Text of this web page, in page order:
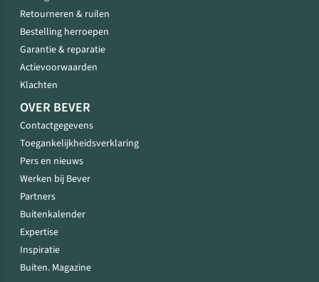
Retourneren & ruilen
Bestelling herroepen
Garantie & reparatie
Actievoorwaarden
Klachten
OVER BEVER
Contactgegevens
Toegankelijkheidsverklaring
Pers en nieuws
Werken bij Bever
Partners
Buitenkalender
Expertise
Inspiratie
Buiten. Magazine